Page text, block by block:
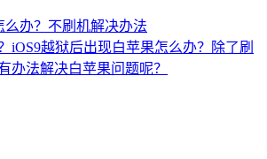
么办？不刷机解决办法
iOS9越狱后出现白苹果怎么办？除了刷
办法解决白苹果问题呢？